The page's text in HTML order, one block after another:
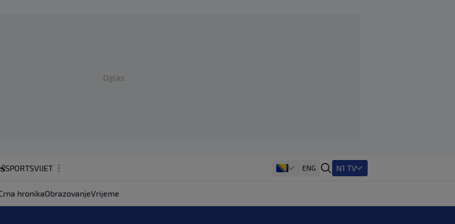
Oglas
SPORTSVIJET
ZDRAVLJE
ENG N1 TV
hronikaObrazovanjeVrijeme